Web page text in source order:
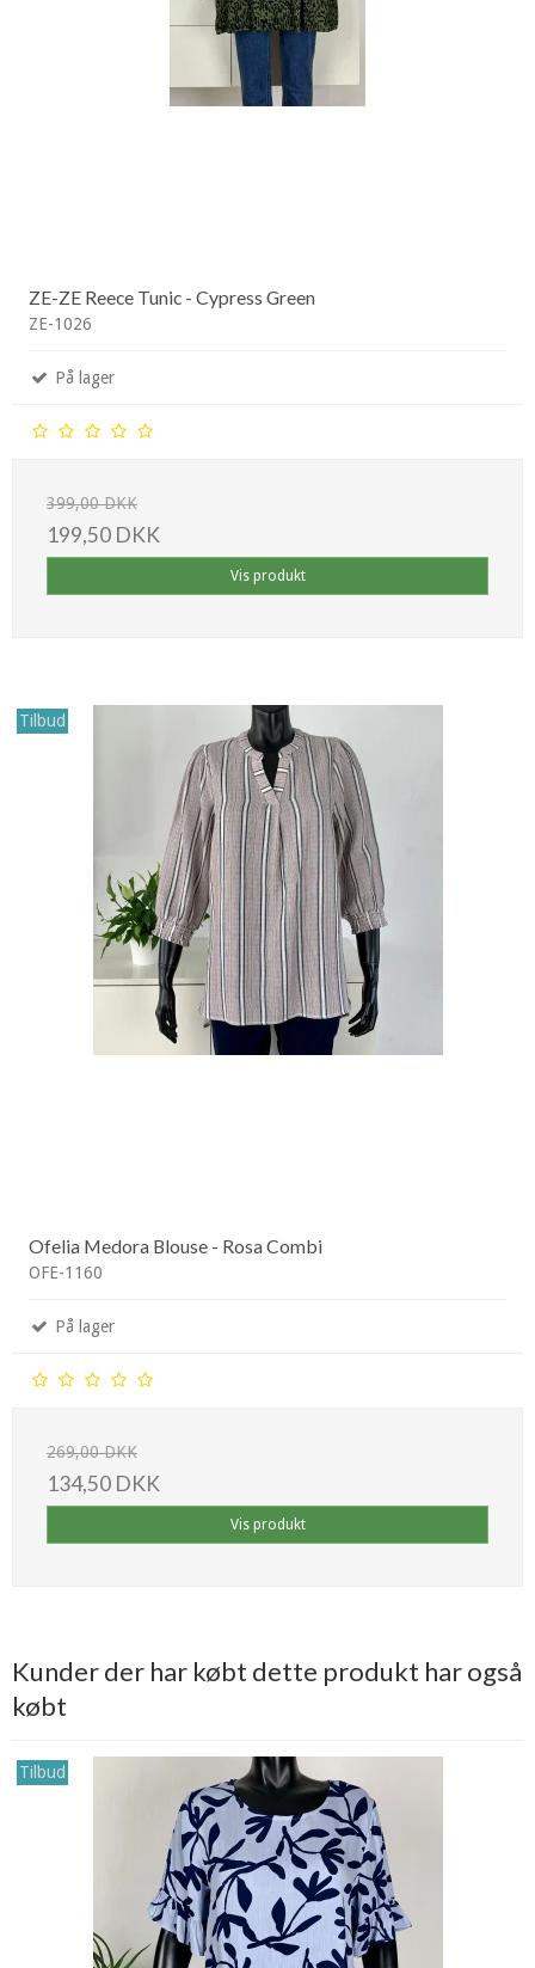
ZE-ZE Reece Tunic - Cypress Green
ZE-1026
På lager
399,00 DKK
199,50 DKK
Vis produkt
Tilbud
Ofelia Medora Blouse - Rosa Combi
OFE-1160
På lager
269,00 DKK
134,50 DKK
Vis produkt
Kunder der har købt dette produkt har også
købt
Tilbud